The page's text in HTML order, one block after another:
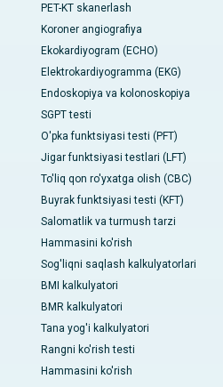
PET-KT skanerlash
Koroner angiografiya
Ekokardiyogram (ECHO)
Elektrokardiyogramma (EKG)
Endoskopiya va kolonoskopiya
SGPT testi
O'pka funktsiyasi testi (PFT)
Jigar funktsiyasi testlari (LFT)
To'liq qon ro'yxatga olish (CBC)
Buyrak funktsiyasi testi (KFT)
Salomatlik va turmush tarzi
Hammasini ko'rish
Sog'liqni saqlash kalkulyatorlari
BMI kalkulyatori
BMR kalkulyatori
Tana yog'i kalkulyatori
Rangni ko'rish testi
Hammasini ko'rish